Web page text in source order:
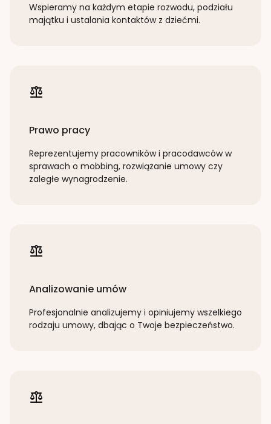
Wspieramy na każdym etapie rozwodu, podziału
majątku i ustalania kontaktów z dziećmi.
Prawo pracy
Reprezentujemy pracowników i pracodawców w
sprawach o mobbing, rozwiązanie umowy czy
zaległe wynagrodzenie.
Analizowanie umów
Profesjonalnie analizujemy i opiniujemy wszelkiego
rodzaju umowy, dbając o Twoje bezpieczeństwo.